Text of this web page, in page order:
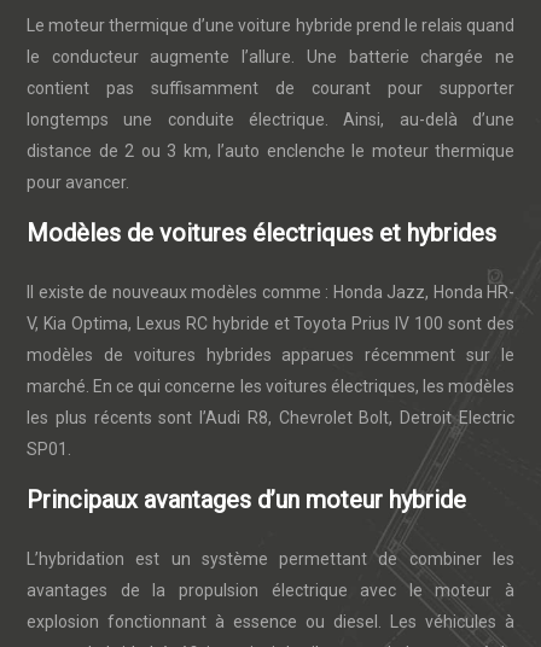
Le moteur thermique d’une voiture hybride prend le relais quand
le conducteur augmente l’allure. Une batterie chargée ne
contient pas suffisamment de courant pour supporter
longtemps une conduite électrique. Ainsi, au-delà d’une
distance de 2 ou 3 km, l’auto enclenche le moteur thermique
pour avancer.
Modèles de voitures électriques et hybrides
Il existe de nouveaux modèles comme : Honda Jazz, Honda HR-
V, Kia Optima, Lexus RC hybride et Toyota Prius IV 100 sont des
modèles de voitures hybrides apparues récemment sur le
marché. En ce qui concerne les voitures électriques, les modèles
les plus récents sont l’Audi R8, Chevrolet Bolt, Detroit Electric
SP01.
Principaux avantages d’un moteur hybride
L’hybridation est un système permettant de combiner les
avantages de la propulsion électrique avec le moteur à
explosion fonctionnant à essence ou diesel. Les véhicules à